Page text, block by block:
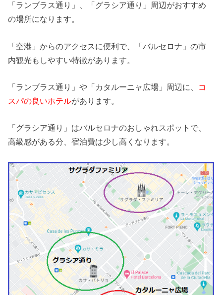
「ランブラス通り」、「グラシア通り」周辺がおすすめ
の場所になります。
「空港」からのアクセスに便利で、「バルセロナ」の市
内観光もしやすい特徴があります。
「ランブラス通り」や「カタルーニャ広場」周辺に、 コ
スパの良いホテルがあります。
「グラシア通り」はバルセロナのおしゃれスポットで、
高級感がある分、宿泊費は少し高くなります。